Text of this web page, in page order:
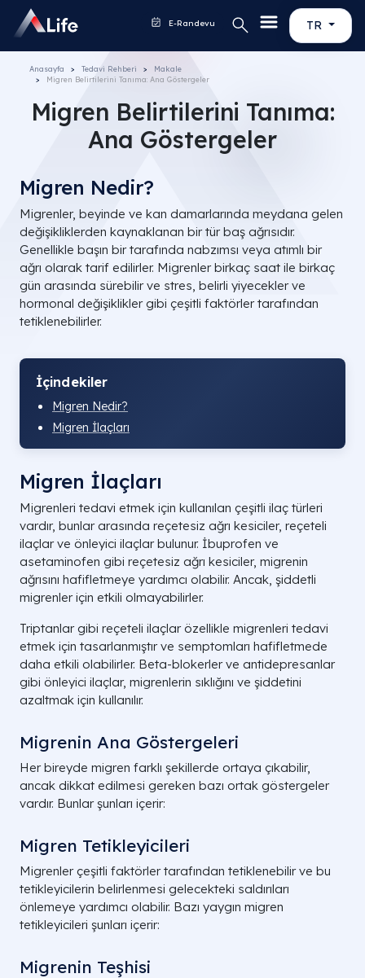
TR
E-Randevu
Anasayfa Tedavi Rehberi
Makale
Migren Belirtilerini Tanıma: Ana Göstergeler
Migren Belirtilerini Tanıma:
Ana Göstergeler
Migren Nedir?
Migrenler, beyinde ve kan damarlarında meydana gelen
değişikliklerden kaynaklanan bir tür baş ağrısıdır.
Genellikle başın bir tarafında nabzımsı veya atımlı bir
ağrı olarak tarif edilirler. Migrenler birkaç saat ile birkaç
gün arasında sürebilir ve stres, belirli yiyecekler ve
hormonal değişiklikler gibi çeşitli faktörler tarafından
tetiklenebilirler.
İçindekiler
Migren Nedir?
Migren İlaçları
Migren İlaçları
Migrenleri tedavi etmek için kullanılan çeşitli ilaç türleri
vardır, bunlar arasında reçetesiz ağrı kesiciler, reçeteli
ilaçlar ve önleyici ilaçlar bulunur. İbuprofen ve
asetaminofen gibi reçetesiz ağrı kesiciler, migrenin
ağrısını hafifletmeye yardımcı olabilir. Ancak, şiddetli
migrenler için etkili olmayabilirler.
Triptanlar gibi reçeteli ilaçlar özellikle migrenleri tedavi
etmek için tasarlanmıştır ve semptomları hafifletmede
daha etkili olabilirler. Beta-blokerler ve antidepresanlar
gibi önleyici ilaçlar, migrenlerin sıklığını ve şiddetini
azaltmak için kullanılır.
Migrenin Ana Göstergeleri
Her bireyde migren farklı şekillerde ortaya çıkabilir,
ancak dikkat edilmesi gereken bazı ortak göstergeler
vardır. Bunlar şunları içerir:
Migren Tetikleyicileri
Migrenler çeşitli faktörler tarafından tetiklenebilir ve bu
tetikleyicilerin belirlenmesi gelecekteki saldırıları
önlemeye yardımcı olabilir. Bazı yaygın migren
tetikleyicileri şunları içerir:
Migrenin Teşhisi